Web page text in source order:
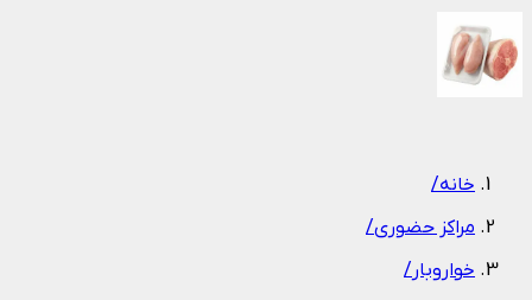
خانه/
مراکز حضوری/
خواروبار/